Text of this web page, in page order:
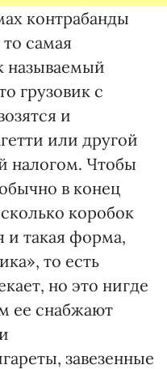
контрабанды
самая
называемый
грузовик с
и
или другой
налогом. Чтобы
в конец
коробок
и такая форма,
то есть
но это нигде
ее снабжают
завезенные